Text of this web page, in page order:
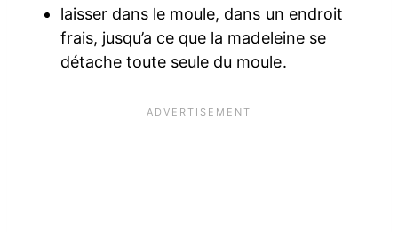
laisser dans le moule, dans un endroit
frais, jusqu’a ce que la madeleine se
détache toute seule du moule.